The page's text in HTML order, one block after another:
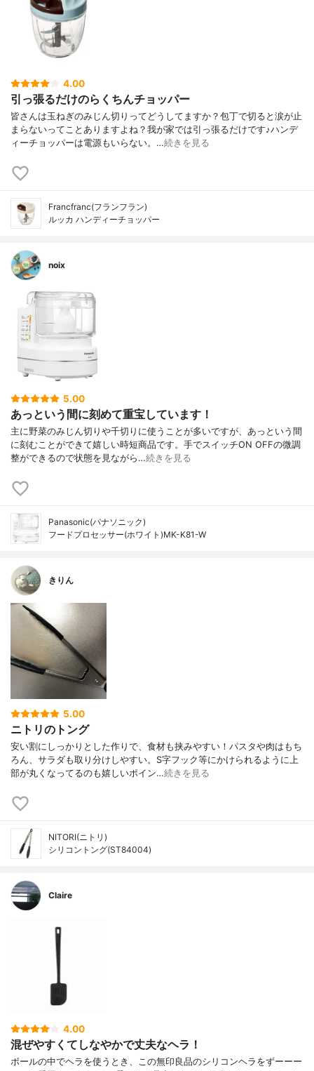
4.00
引っ張るだけのらくちんチョッパー
皆さんは玉ねぎのみじん切りってどうしてますか？包丁で切ると涙が止
まらないってことありますよね？我が家では引っ張るだけです♪ハンデ
ィーチョッパーは電源もいらない。…続きを見る
Francfranc(フランフラン)
ルッカ ハンディーチョッパー
noix
5.00
あっという間に刻めて重宝しています！
主に野菜のみじん切りや千切りに使うことが多いですが、あっという間
に刻むことができて嬉しい時短商品です。手でスイッチON OFFの微調
整ができるので状態を見ながら…続きを見る
Panasonic(パナソニック)
フードプロセッサー(ホワイト)MK-K81-W
きりん
5.00
ニトリのトング
安い割にしっかりとした作りで、食材も挟みやすい！パスタや肉はもち
ろん、サラダも取り分けしやすい。S字フック等にかけられるように上
部が丸くなってるのも嬉しいポイン…続きを見る
NITORI(ニトリ)
シリコントング(ST84004)
Claire
4.00
混ぜやすくてしなやかで丈夫なヘラ！
ボールの中でヘラを使うとき、この無印良品のシリコンヘラをずーーー